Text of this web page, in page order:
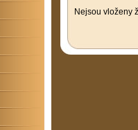
Nejsou vloženy